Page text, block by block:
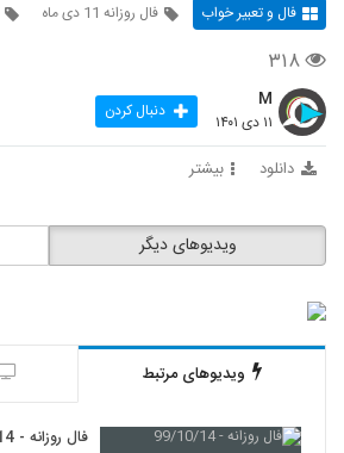
فال و تعبیر خواب فال روزانه 11 دی ماه
۳۱۸
M
۱۱ دی ۱۴۰۱ دنبال کردن
دانلود بیشتر
ویدیوهای دیگر
ویدیوهای مرتبط
فال روزانه - 99/10/14